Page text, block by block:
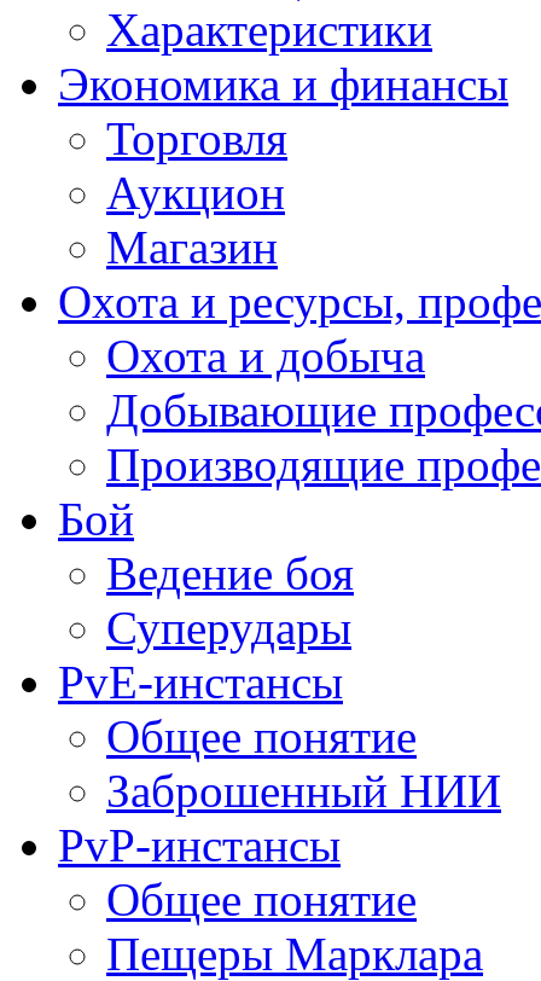
Характеристики
Экономика и финансы
Торговля
Аукцион
Магазин
Охота и ресурсы,
Охота и добыча
Добывающие
Производящие
Бой
Ведение боя
Суперудары
PvE-инстансы
Общее понятие
Заброшенный НИИ
PvP-инстансы
Общее понятие
Пещеры Марклара